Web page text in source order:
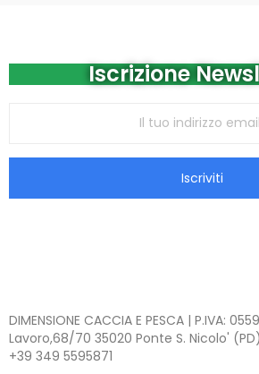
Iscrizione
Iscriviti
DIMENSIONE CACCIA E PESCA | P.IVA:
Lavoro,68/70 35020 Ponte S. Nicolo'
+39 349 5595871